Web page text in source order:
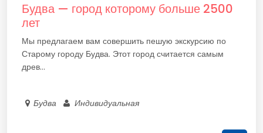
Будва — город которому больше 2500
лет
Мы предлагаем вам совершить пешую экскурсию по
Старому городу Будва. Этот город считается самым
древ...
Будва Индивидуальная